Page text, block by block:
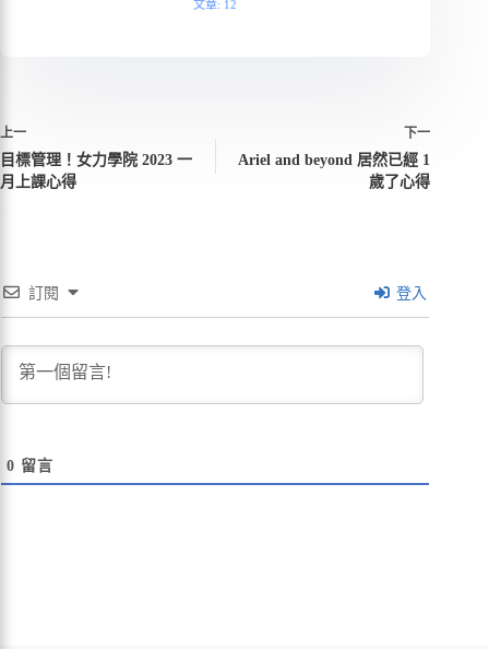
文章: 12
上一
目標管理！女力學院 2023 一
月上課心得
下一
Ariel and beyond 居然已經 1
歲了心得
訂閱 登入
0 留言